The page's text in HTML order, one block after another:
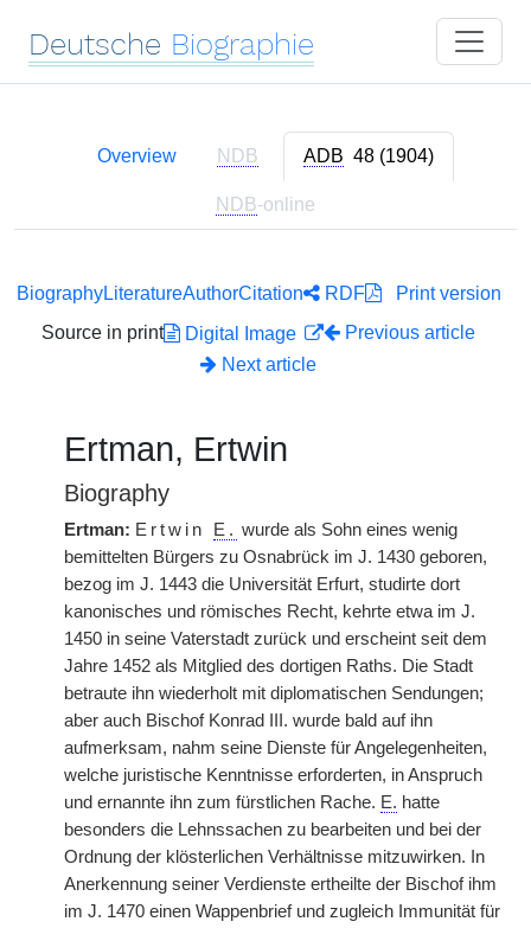
Deutsche Biographie
Overview NDB ADB 48 (1904)
NDB-online
BiographyLiteratureAuthorCitation RDF
Print version
Source in print
Digital Image
Previous article
Next article
Ertman, Ertwin
Biography
Ertman: Ertwin E. wurde als Sohn eines wenig
bemittelten Bürgers zu Osnabrück im J. 1430 geboren,
bezog im J. 1443 die Universität Erfurt, studirte dort
kanonisches und römisches Recht, kehrte etwa im J.
1450 in seine Vaterstadt zurück und erscheint seit dem
Jahre 1452 als Mitglied des dortigen Raths. Die Stadt
betraute ihn wiederholt mit diplomatischen Sendungen;
aber auch Bischof Konrad III. wurde bald auf ihn
aufmerksam, nahm seine Dienste für Angelegenheiten,
welche juristische Kenntnisse erforderten, in Anspruch
und ernannte ihn zum fürstlichen Rache. E. hatte
besonders die Lehnssachen zu bearbeiten und bei der
Ordnung der klösterlichen Verhältnisse mitzuwirken. In
Anerkennung seiner Verdienste ertheilte der Bischof ihm
im J. 1470 einen Wappenbrief und zugleich Immunität für